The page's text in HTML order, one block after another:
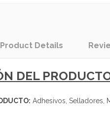
Product Details
DEL
Adhesivos, Selladores,